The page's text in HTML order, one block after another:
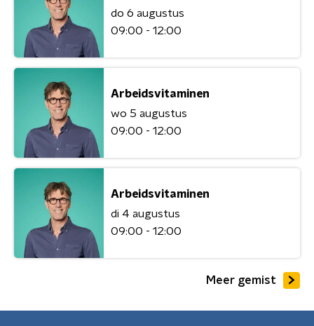
do 6 augustus
09:00 - 12:00
Arbeidsvitaminen
wo 5 augustus
09:00 - 12:00
Arbeidsvitaminen
di 4 augustus
09:00 - 12:00
Meer gemist